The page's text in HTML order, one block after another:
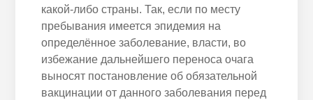
какой-либо страны. Так, если по месту
пребывания имеется эпидемия на
определённое заболевание, власти, во
избежание дальнейшего переноса очага
выносят постановление об обязательной
вакцинации от данного заболевания перед